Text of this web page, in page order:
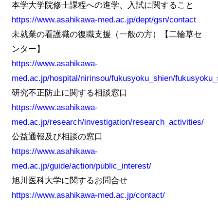
本学大学院修士課程への進学、入試に関すること
https://www.asahikawa-med.ac.jp/dept/gsn/contact
未就業の看護職の復職支援（一般の方）【二輪草セ
ンター】
https://www.asahikawa-
med.ac.jp/hospital/nirinsou/fukusyoku_shien/
研究不正防止に関する相談窓口
https://www.asahikawa-
med.ac.jp/research/investigation/research_activities/
公益通報及び相談の窓口
https://www.asahikawa-
med.ac.jp/guide/action/public_interest/
旭川医科大学に関するお問合せ
https://www.asahikawa-med.ac.jp/contact/